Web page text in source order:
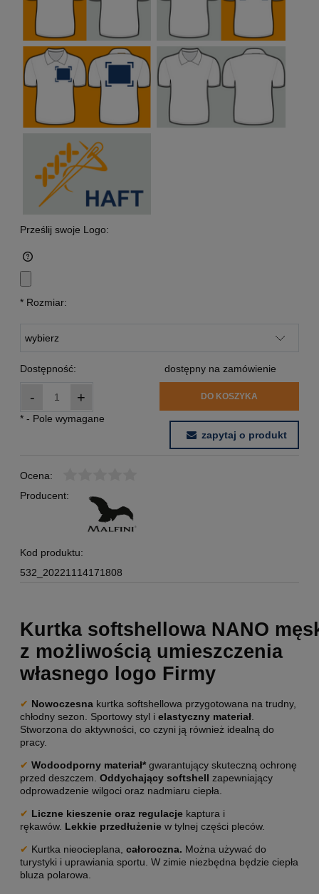
Prześlij swoje Logo:
* Rozmiar:
Dostępność: dostępny na zamówienie
- + DO KOSZYKA
* - Pole wymagane
zapytaj o produkt
Ocena:
Producent:
Kod produktu:
532_20221114171808
Kurtka softshellowa NANO
z możliwością umieszczenia
własnego logo Firmy
✔ Nowoczesna kurtka softshellowa przygotowana na trudny,
chłodny sezon. Sportowy styl i elastyczny materiał
Stworzona do aktywności, co czyni ją również idealną do
pracy.
✔ Wodoodporny materiał* gwarantujący skuteczną ochronę
przed deszczem. Oddychający softshell zapewniający
odprowadzenie wilgoci oraz nadmiaru ciepła.
✔ Liczne kieszenie oraz regulacje kaptura i
rękawów. Lekkie przedłużenie w tylnej części pleców.
✔ Kurtka nieocieplana, całoroczna. Można używać do
turystyki i uprawiania sportu. W zimie niezbędna będzie ciepła
bluza polarowa.